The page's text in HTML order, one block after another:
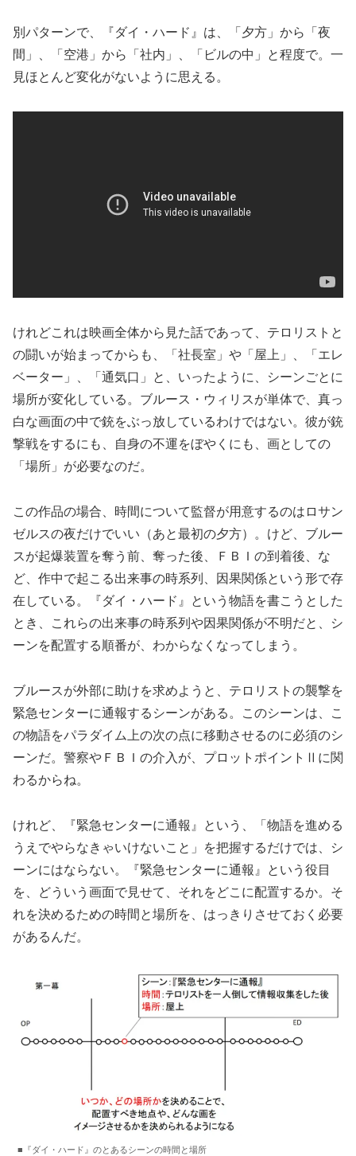
別パターンで、『ダイ・ハード』は、「夕方」から「夜
間」、「空港」から「社内」、「ビルの中」と程度で。一
見ほとんど変化がないように思える。
けれどこれは映画全体から見た話であって、テロリストと
の闘いが始まってからも、「社長室」や「屋上」、「エレ
ベーター」、「通気口」と、いったように、シーンごとに
場所が変化している。ブルース・ウィリスが単体で、真っ
白な画面の中で銃をぶっ放しているわけではない。彼が銃
撃戦をするにも、自身の不運をぼやくにも、画としての
「場所」が必要なのだ。
この作品の場合、時間について監督が用意するのはロサン
ゼルスの夜だけでいい（あと最初の夕方）。けど、ブルー
スが起爆装置を奪う前、奪った後、ＦＢＩの到着後、な
ど、作中で起こる出来事の時系列、因果関係という形で存
在している。『ダイ・ハード』という物語を書こうとした
とき、これらの出来事の時系列や因果関係が不明だと、シ
ーンを配置する順番が、わからなくなってしまう。
ブルースが外部に助けを求めようと、テロリストの襲撃を
緊急センターに通報するシーンがある。このシーンは、こ
の物語をパラダイム上の次の点に移動させるのに必須のシ
ーンだ。警察やＦＢＩの介入が、プロットポイントⅡに関
わるからね。
けれど、『緊急センターに通報』という、「物語を進める
うえでやらなきゃいけないこと」を把握するだけでは、シ
ーンにはならない。『緊急センターに通報』という役目
を、どういう画面で見せて、それをどこに配置するか。そ
れを決めるための時間と場所を、はっきりさせておく必要
があるんだ。
■『ダイ・ハード』のとあるシーンの時間と場所